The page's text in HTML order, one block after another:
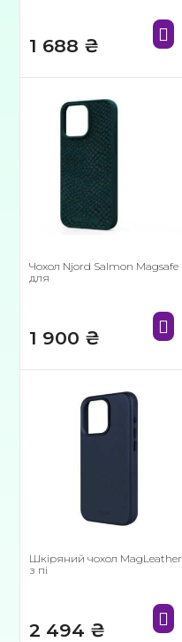
1 688 ₴
Чохол Njord Salmon Magsafe
для
1 900 ₴
Шкіряний чохол MagLeather
з пі
2 494 ₴